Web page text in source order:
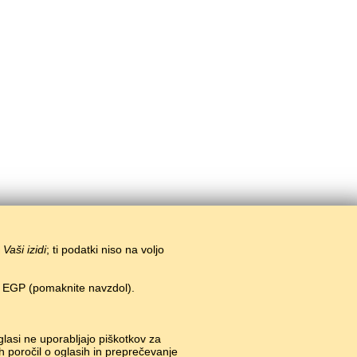
Vaši izidi; ti podatki niso na voljo
(pomaknite navzdol).
ne uporabljajo piškotkov za
poročil o oglasih in preprečevanje